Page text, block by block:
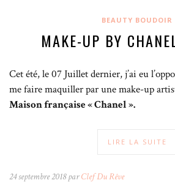
BEAUTY BOUDOIR
MAKE-UP BY
Cet été, le 07 Juillet dernier, j’ai eu
me faire maquiller par une make-up
Maison française « Chanel ».
LIRE LA SUITE
24 septembre 2018 parClef Du Rêve